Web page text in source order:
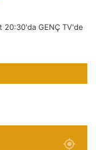
20:30'da GENÇ TV'de